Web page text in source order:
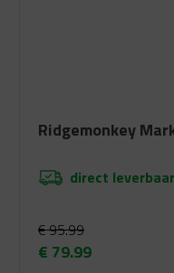
Ridgemonkey
direct leverbaar
€95.99
€ 79.99